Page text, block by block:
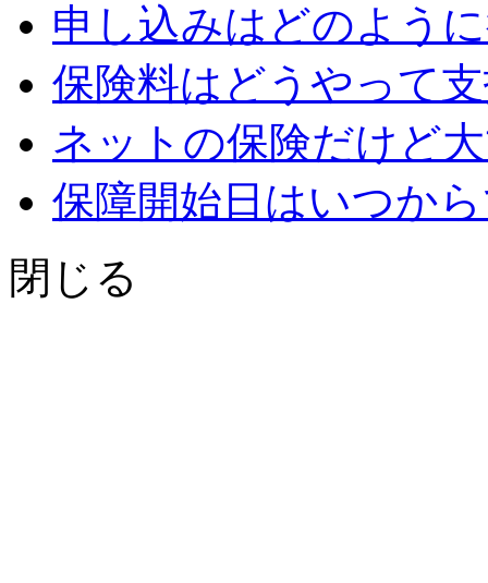
申し込みはどのよう
保険料はどうやって
ネットの保険だけど
保障開始日はいつか
閉じる